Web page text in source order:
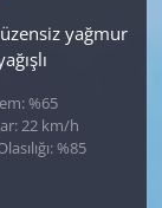
yağmur
%65
22 km/h
%85